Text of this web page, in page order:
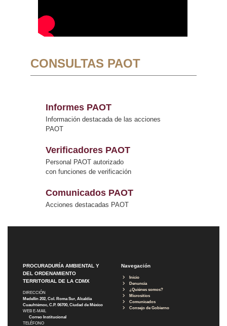
CONSULTAS PAOT
Informes PAOT
Información destacada de las acciones
PAOT
Verificadores PAOT
Personal PAOT autorizado
con funciones de verificación
Comunicados PAOT
Acciones destacadas PAOT
PROCURADURÍA AMBIENTAL Y
DEL ORDENAMIENTO
TERRITORIAL DE LA CDMX
DIRECCIÓN
Medellín 202, Col. Roma Sur, Alcaldía
Cuauhtémoc, C.P. 06700, Ciudad de México
WEB E-MAIL
Correo Institucional
TELÉFONO
Navegación
Inicio
Denuncia
¿Quiénes somos?
Micrositios
Comunicados
Consejo de Gobierno